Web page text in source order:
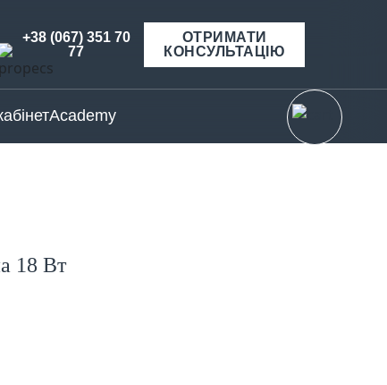
ОТРИМАТИ
КОНСУЛЬТАЦІЮ
+38 (067) 351 70
77
Academy
18 Вт